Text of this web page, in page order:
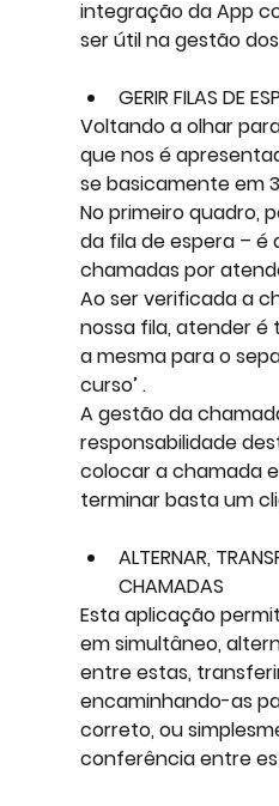
integração da App
ser útil na gestão
GERIR FILAS DE
Voltando a olhar
que nos é
se basicamente em
No primeiro quadro,
da fila de espera – é
chamadas por
Ao ser verificada a
nossa fila, atender
a mesma para o
curso’ .
A gestão da
responsabilidade
colocar a chamada
terminar basta um
ALTERNAR,
CHAMADAS
Esta aplicação
em simultâneo,
entre estas,
encaminhando-as
correto, ou
conferência entre